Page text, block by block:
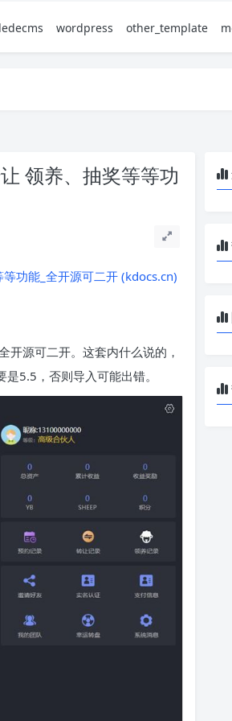
wordpress other_template
领养、抽奖等等功
功能_全开源可二开 (kdocs.cn)
开源可二开。这套内什么说的，
5.5，否则导入可能出错。